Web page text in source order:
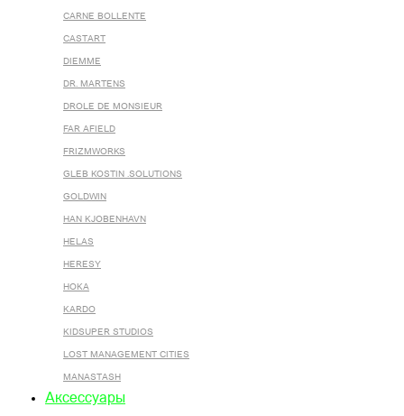
CARNE BOLLENTE
CASTART
DIEMME
DR. MARTENS
DROLE DE MONSIEUR
FAR AFIELD
FRIZMWORKS
GLEB KOSTIN .SOLUTIONS
GOLDWIN
HAN KJOBENHAVN
HELAS
HERESY
HOKA
KARDO
KIDSUPER STUDIOS
LOST MANAGEMENT CITIES
MANASTASH
Аксессуары